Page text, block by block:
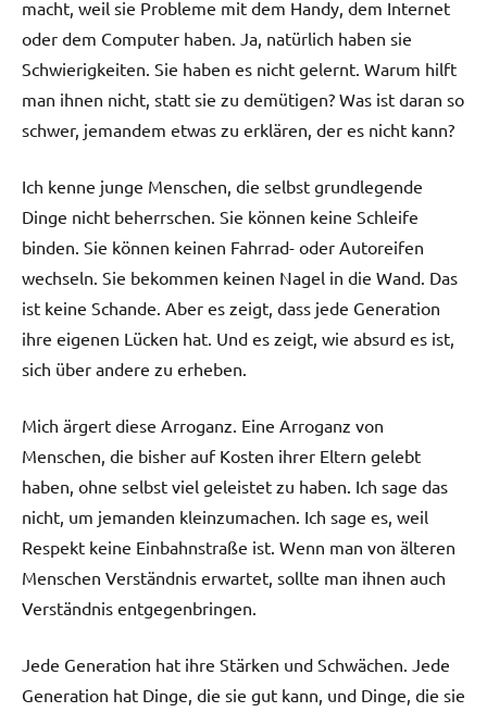
macht, weil sie Probleme mit dem Handy, dem Internet
oder dem Computer haben. Ja, natürlich haben sie
Schwierigkeiten. Sie haben es nicht gelernt. Warum hilft
man ihnen nicht, statt sie zu demütigen? Was ist daran so
schwer, jemandem etwas zu erklären, der es nicht kann?
Ich kenne junge Menschen, die selbst grundlegende
Dinge nicht beherrschen. Sie können keine Schleife
binden. Sie können keinen Fahrrad- oder Autoreifen
wechseln. Sie bekommen keinen Nagel in die Wand. Das
ist keine Schande. Aber es zeigt, dass jede Generation
ihre eigenen Lücken hat. Und es zeigt, wie absurd es ist,
sich über andere zu erheben.
Mich ärgert diese Arroganz. Eine Arroganz von
Menschen, die bisher auf Kosten ihrer Eltern gelebt
haben, ohne selbst viel geleistet zu haben. Ich sage das
nicht, um jemanden kleinzumachen. Ich sage es, weil
Respekt keine Einbahnstraße ist. Wenn man von älteren
Menschen Verständnis erwartet, sollte man ihnen auch
Verständnis entgegenbringen.
Jede Generation hat ihre Stärken und Schwächen. Jede
Generation hat Dinge, die sie gut kann, und Dinge, die sie